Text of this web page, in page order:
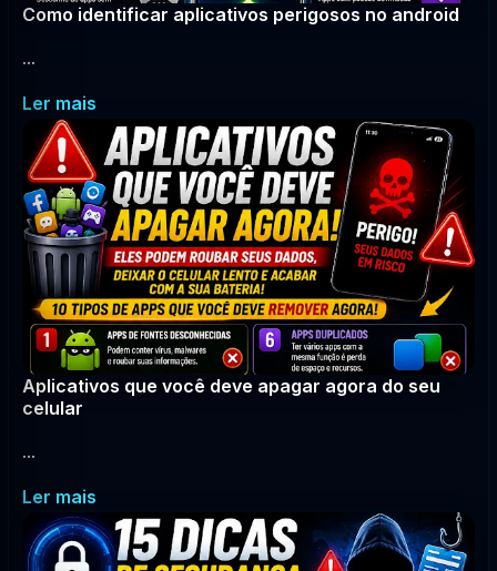
Como identificar aplicativos perigosos no android
...
Ler mais
Aplicativos que você deve apagar agora do seu
celular
...
Ler mais